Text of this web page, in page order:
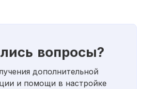
вопросы?
дополнительной
и помощи в настройке